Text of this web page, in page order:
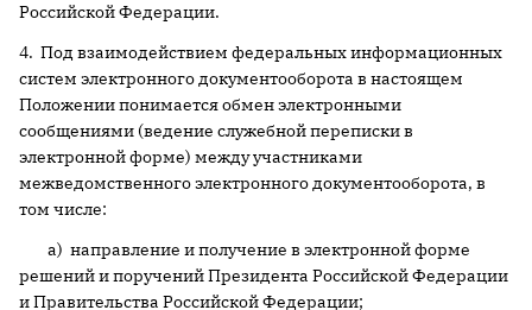
Российской Федерации.
4. Под взаимодействием федеральных информационных
систем электронного документооборота в настоящем
Положении понимается обмен электронными
сообщениями (ведение служебной переписки в
электронной форме) между участниками
межведомственного электронного документооборота, в
том числе:
а) направление и получение в электронной форме
решений и поручений Президента Российской Федерации
и Правительства Российской Федерации;